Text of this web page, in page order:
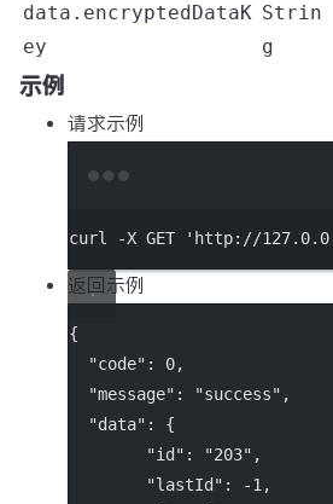
data.encryptedDataK
ey
Strin
g
示例
请求示例
curl -X GET 'http://
返回示例
{
"code" : 0,
"message" : "success" ,
"data" : {
"id" : "203" ,
"lastId" : -1 ,